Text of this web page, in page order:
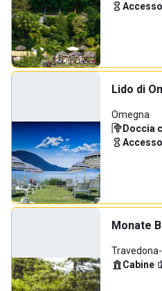
Lido di
Omegna
Doccia
Monate
Cabine·